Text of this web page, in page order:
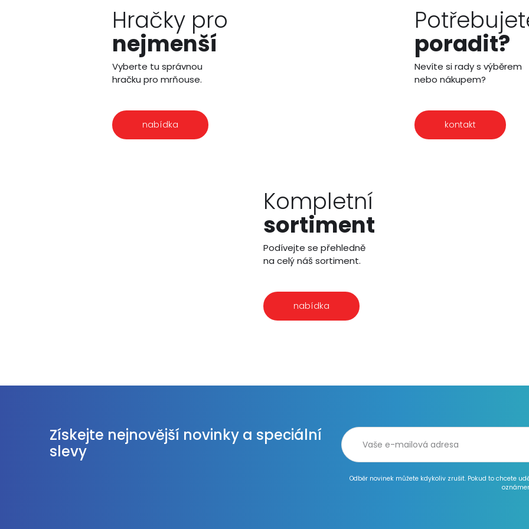
Hračky pro
nejmenší
Vyberte tu správnou
hračku pro mrňouse.
nabídka
poradit?
Nevíte si rady s výběrem
nebo nákupem?
kontakt
Kompletní
sortiment
Podívejte se přehledně
na celý náš sortiment.
nabídka
Získejte nejnovější novinky a speciální
slevy
Odběr novinek můžete kdykoliv zrušit. Pokud to chcete